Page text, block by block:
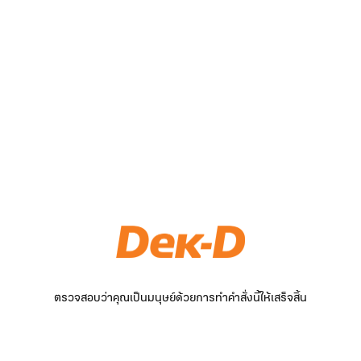
ตรวจสอบว่าคุณเป็นมนุษย์ด้วยการทำคำสั่งนี้ให้เสร็จสิ้น